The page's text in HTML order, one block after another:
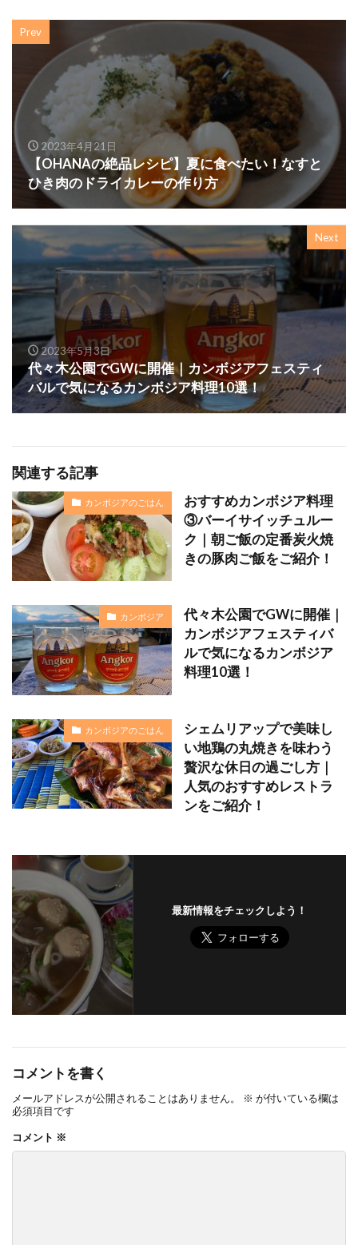
Prev
2023年4月21日
【OHANAの絶品レシピ】夏に食べたい！なすと
ひき肉のドライカレーの作り方
Next
2023年5月3日
代々木公園でGWに開催｜カンボジアフェスティ
バルで気になるカンボジア料理10選！
関連する記事
カンボジアのごはん
おすすめカンボジア料理
③バーイサイッチュルー
ク｜朝ご飯の定番炭火焼
きの豚肉ご飯をご紹介！
カンボジア
代々木公園でGWに開催｜
カンボジアフェスティバ
ルで気になるカンボジア
料理10選！
カンボジアのごはん
シェムリアップで美味し
い地鶏の丸焼きを味わう
贅沢な休日の過ごし方｜
人気のおすすめレストラ
ンをご紹介！
最新情報をチェックしよう！
コメントを書く
メールアドレスが公開されることはありません。 ※ が付いている欄は
必須項目です
コメント ※